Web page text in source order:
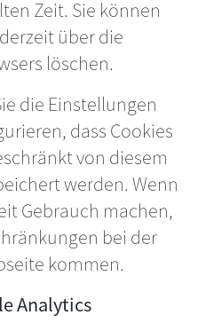
Zeit. Sie können
über die
löschen.
die Einstellungen
dass Cookies
von diesem
werden. Wenn
Gebrauch machen,
bei der
kommen.
Analytics